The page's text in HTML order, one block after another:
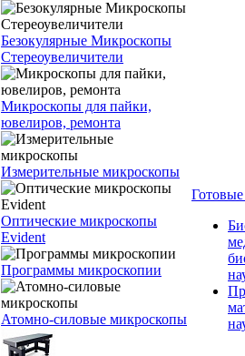
Безокулярные Микроскопы
Стереоувеличители
Микроскопы для пайки,
ювелиров, ремонта
Измерительные микроскопы
Оптические микроскопы
Evident
Программы микроскопии
Атомно-силовые микроскопы